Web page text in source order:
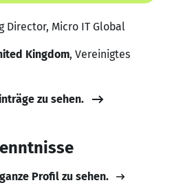
Director, Micro IT Global
Kingdom, Vereinigtes
zu sehen.
Profil zu sehen.